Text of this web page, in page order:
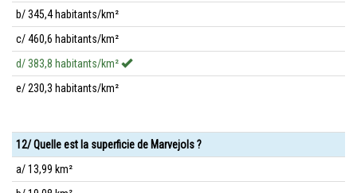
b/ 345,4 habitants/km²
c/ 460,6 habitants/km²
d/ 383,8 habitants/km²
e/ 230,3 habitants/km²
12/ Quelle est la superficie de Marvejols ?
a/ 13,99 km²